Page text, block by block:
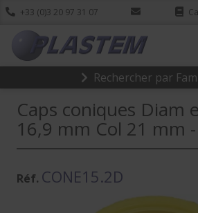
+33 (0)3 20 97 31 07
Rechercher par
Caps coniques Diam
16,9 mm Col 21 mm
Réf. CONE15.2D